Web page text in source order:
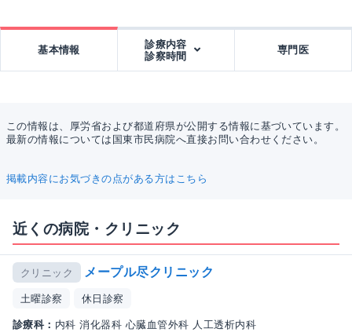
基本情報
診療内容
診察時間
専門医
この情報は、厚労省および都道府県が公開する情報に基づいています。
最新の情報については国東市民病院へ直接お問い合わせください。
掲載内容にお気づきの点がある方はこちら
近くの病院・クリニック
クリニック メープル尽クリニック
土曜診察 休日診察
診療科： 内科 消化器科 心臓血管外科 人工透析内科